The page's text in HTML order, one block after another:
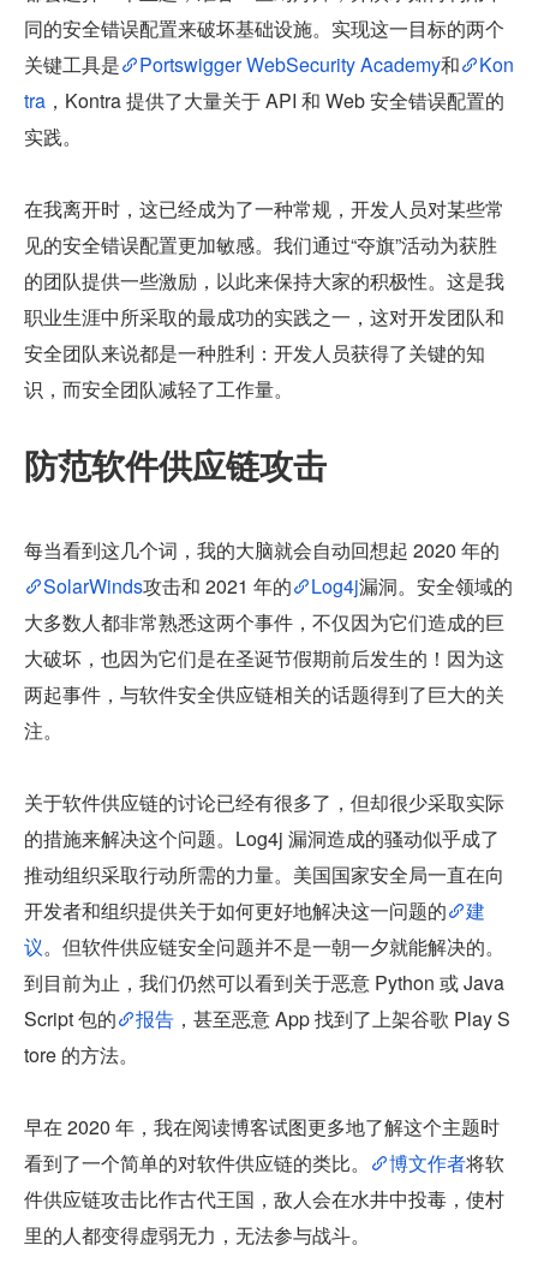
同的安全错误配置来破坏基础设施。实现这一目标的两个
关键工具是
Portswigger WebSecurity Academy和
Kon
tra ，Kontra 提供了大量关于 API 和 Web 安全错误配置的
实践。
在我离开时，这已经成为了一种常规，开发人员对某些常
见的安全错误配置更加敏感。我们通过“夺旗”活动为获胜
的团队提供一些激励，以此来保持大家的积极性。这是我
职业生涯中所采取的最成功的实践之一，这对开发团队和
安全团队来说都是一种胜利：开发人员获得了关键的知
识，而安全团队减轻了工作量。
防范软件供应链攻击
每当看到这几个词，我的大脑就会自动回想起 2020 年的
SolarWinds攻击和 2021 年的 Log4j漏洞。安全领域的
大多数人都非常熟悉这两个事件，不仅因为它们造成的巨
大破坏，也因为它们是在圣诞节假期前后发生的！因为这
两起事件，与软件安全供应链相关的话题得到了巨大的关
注。
关于软件供应链的讨论已经有很多了，但却很少采取实际
的措施来解决这个问题。Log4j 漏洞造成的骚动似乎成了
推动组织采取行动所需的力量。美国国家安全局一直在向
开发者和组织提供关于如何更好地解决这一问题的
建
议。但软件供应链安全问题并不是一朝一夕就能解决的。
到目前为止，我们仍然可以看到关于恶意 Python 或 Java
Script 包的
报告 ，甚至恶意 App 找到了上架谷歌 Play S
tore 的方法。
早在 2020 年，我在阅读博客试图更多地了解这个主题时
看到了一个简单的对软件供应链的类比。
博文作者将软
件供应链攻击比作古代王国，敌人会在水井中投毒，使村
里的人都变得虚弱无力，无法参与战斗。